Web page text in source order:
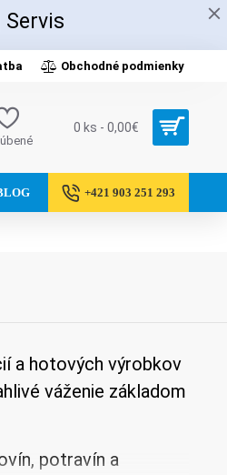
Servis
Obchodné podmienky
0 ks - 0,00€
+421 903 251 293
a hotových výrobkov
váženie základom
potravín a